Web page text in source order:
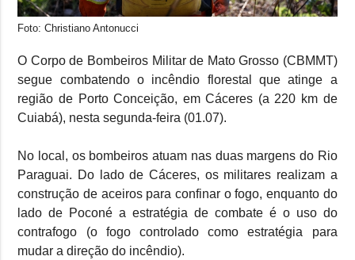
Foto: Christiano Antonucci
O Corpo de Bombeiros Militar de Mato Grosso (CBMMT)
segue combatendo o incêndio florestal que atinge a
região de Porto Conceição, em Cáceres (a 220 km de
Cuiabá), nesta segunda-feira (01.07).
No local, os bombeiros atuam nas duas margens do Rio
Paraguai. Do lado de Cáceres, os militares realizam a
construção de aceiros para confinar o fogo, enquanto do
lado de Poconé a estratégia de combate é o uso do
contrafogo (o fogo controlado como estratégia para
mudar a direção do incêndio).